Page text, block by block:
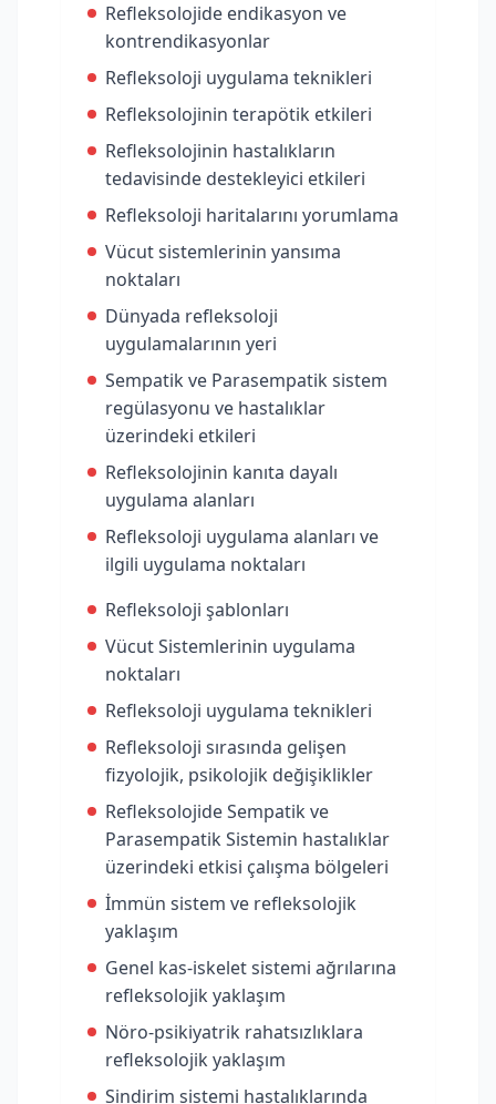
Refleksolojide endikasyon ve
kontrendikasyonlar
Refleksoloji uygulama teknikleri
Refleksolojinin terapötik etkileri
Refleksolojinin hastalıkların
tedavisinde destekleyici etkileri
Refleksoloji haritalarını yorumlama
Vücut sistemlerinin yansıma
noktaları
Dünyada refleksoloji
uygulamalarının yeri
Sempatik ve Parasempatik sistem
regülasyonu ve hastalıklar
üzerindeki etkileri
Refleksolojinin kanıta dayalı
uygulama alanları
Refleksoloji uygulama alanları ve
ilgili uygulama noktaları
Refleksoloji şablonları
Vücut Sistemlerinin uygulama
noktaları
Refleksoloji uygulama teknikleri
Refleksoloji sırasında gelişen
fizyolojik, psikolojik değişiklikler
Refleksolojide Sempatik ve
Parasempatik Sistemin hastalıklar
üzerindeki etkisi çalışma bölgeleri
İmmün sistem ve refleksolojik
yaklaşım
Genel kas-iskelet sistemi ağrılarına
refleksolojik yaklaşım
Nöro-psikiyatrik rahatsızlıklara
refleksolojik yaklaşım
Sindirim sistemi hastalıklarında